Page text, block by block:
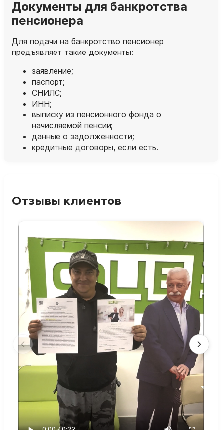
Документы для банкротства
пенсионера
Для подачи на банкротство пенсионер
предъявляет такие документы:
заявление;
паспорт;
СНИЛС;
ИНН;
выписку из пенсионного фонда о
начисляемой пенсии;
данные о задолженности;
кредитные договоры, если есть.
Отзывы клиентов